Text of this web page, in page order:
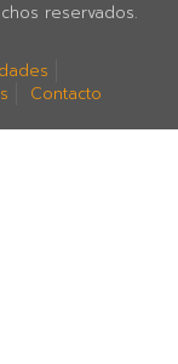
reservados.
Contacto